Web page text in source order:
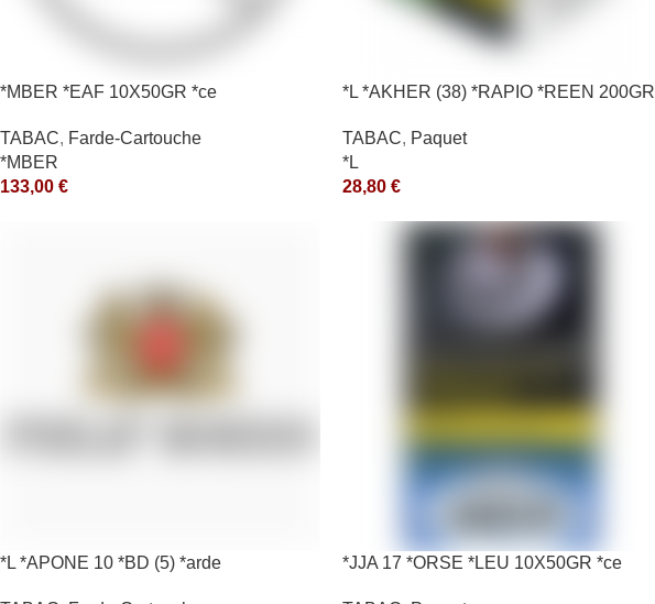
*MBER *EAF 10X50GR *ce
TABAC, Farde-Cartouche
*MBER
133,00 €
*L *AKHER (38) *RAPIO *REEN 200GR
TABAC, Paquet
*L
28,80 €
*L *APONE 10 *BD (5) *arde *JJA 17 *ORSE *LEU 10X50GR *ce